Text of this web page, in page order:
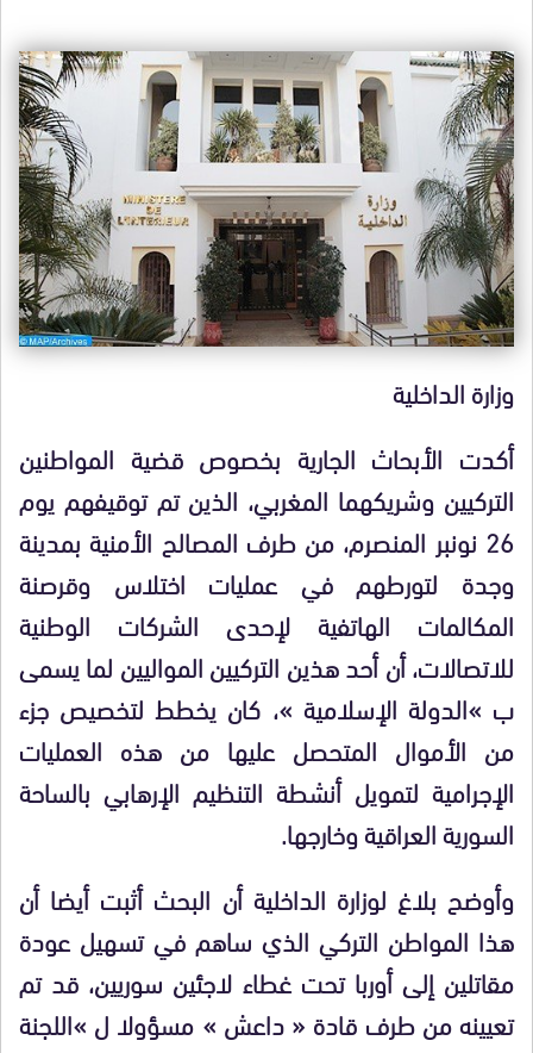
وزارة الداخلية
أكدت الأبحاث الجارية بخصوص قضية المواطنين
التركيين وشريكهما المغربي، الذين تم توقيفهم يوم
26 نونبر المنصرم، من طرف المصالح الأمنية بمدينة
وجدة لتورطهم في عمليات اختلاس وقرصنة
المكالمات الهاتفية لإحدى الشركات الوطنية
للاتصالات، أن أحد هذين التركيين المواليين لما يسمى
ب »الدولة الإسلامية »، كان يخطط لتخصيص جزء
من الأموال المتحصل عليها من هذه العمليات
الإجرامية لتمويل أنشطة التنظيم الإرهابي بالساحة
السورية العراقية وخارجها.
وأوضح بلاغ لوزارة الداخلية أن البحث أثبت أيضا أن
هذا المواطن التركي الذي ساهم في تسهيل عودة
مقاتلين إلى أوربا تحت غطاء لاجئين سوريين، قد تم
تعيينه من طرف قادة « داعش » مسؤولا ل »اللجنة